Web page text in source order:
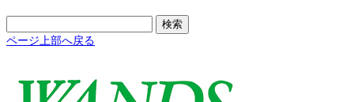
索:
ページ上部へ戻る